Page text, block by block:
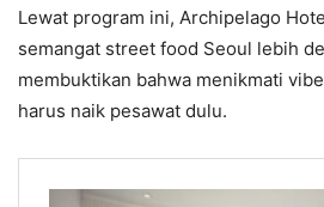
Lewat program ini, Archipelago
semangat street food Seoul lebih
membuktikan bahwa menikmati
harus naik pesawat dulu.